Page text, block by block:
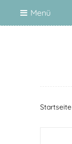
Menü
Startseite